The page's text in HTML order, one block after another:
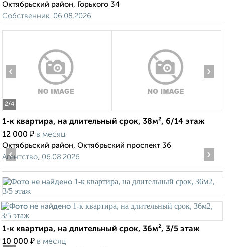
Октябрьский район, Горького 34
Собственник, 06.08.2026
2/4
‹ ›
1-к квартира, на длительный срок, 38м², 6/14 этаж
12 000 ₽ в месяц
Октябрьский район, Октябрьский проспект 36
Агентство, 06.08.2026
‹ ›
1-к квартира, на длительный срок, 36м², 3/5 этаж
10 000 ₽ в месяц